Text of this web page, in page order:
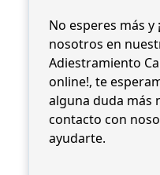
No esperes más y
nosotros en
Adiestramiento
online!, te
alguna duda más
contacto con
ayudarte.